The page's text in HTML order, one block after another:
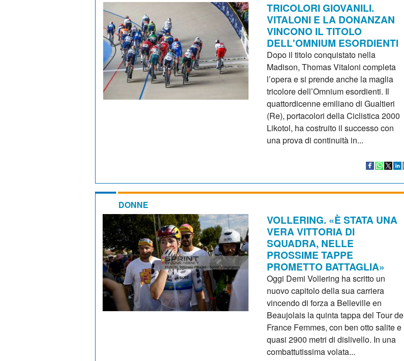
TRICOLORI GIOVANILI.
VITALONI E LA DONANZAN
VINCONO IL TITOLO
DELL'OMNIUM ESORDIENTI
Dopo il titolo conquistato nella
Madison, Thomas Vitaloni completa
l’opera e si prende anche la maglia
tricolore dell’Omnium esordienti. Il
quattordicenne emiliano di Gualtieri
(Re), portacolori della Ciclistica 2000
Likotol, ha costruito il successo con
una prova di continuità in...
DONNE
VOLLERING. «È STATA UNA
VERA VITTORIA DI
SQUADRA, NELLE
PROSSIME TAPPE
PROMETTO BATTAGLIA»
Oggi Demi Vollering ha scritto un
nuovo capitolo della sua carriera
vincendo di forza a Belleville en
Beaujolais la quinta tappa del Tour de
France Femmes, con ben otto salite e
quasi 2900 metri di dislivello. In una
combattutissima volata...